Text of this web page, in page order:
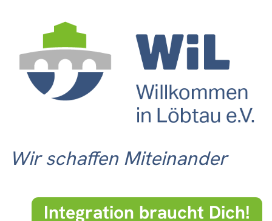
Wir schaffen Miteinander
Integration braucht Dich!